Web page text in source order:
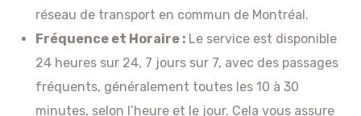
réseau de transport en commun de Montréal.
Fréquence et Horaire : Le service est disponible
24 heures sur 24, 7 jours sur 7, avec des passages
fréquents, généralement toutes les 10 à 30
minutes, selon l’heure et le jour. Cela vous assure